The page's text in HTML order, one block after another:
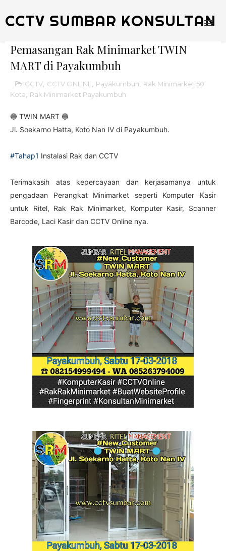
CCTV SUMBAR KONSULTAN
Pemasangan Rak Minimarket TWIN
MART di Payakumbuh
CCTV CCTV ONLINE Payakumbuh
Rak Minimarket 50
Kota
Rak Minimarket Payakumbuh
🔵 TWIN MART 🔵
Jl. Soekarno Hatta, Koto Nan IV di Payakumbuh.
#Tahap1 Instalasi Rak dan CCTV
Terimakasih atas kepercayaan dan kerjasamanya untuk
pengadaan Perangkat Minimarket seperti Komputer Kasir
untuk Ritel, Rak Rak Minimarket, Komputer Kasir, Scanner
Barcode, Laci Kasir dan CCTV Online nya.